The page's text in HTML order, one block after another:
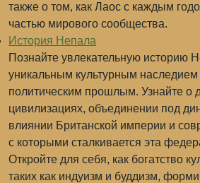
также о том, как Лаос с каждым
частью мирового сообщества.
История Непала
Познайте увлекательную историю
уникальным культурным
политическим прошлым. Узнайте о
цивилизациях, объединении под
влиянии Британской империи и
с которыми сталкивается эта
Откройте для себя, как богатство
таких как индуизм и буддизм,